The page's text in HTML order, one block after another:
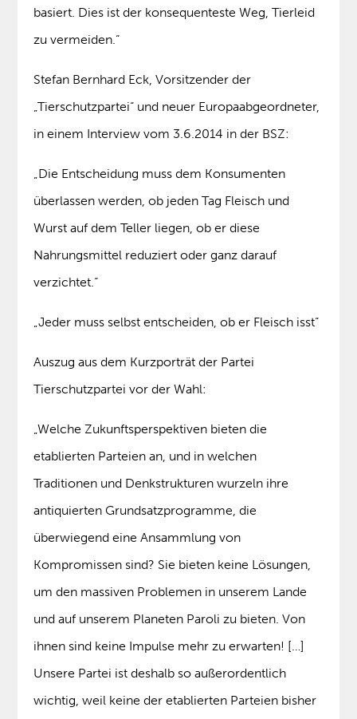
basiert. Dies ist der konsequenteste Weg, Tierleid
zu vermeiden.“
Stefan Bernhard Eck, Vorsitzender der
„Tierschutzpartei“ und neuer Europaabgeordneter,
in einem Interview vom 3.6.2014 in der BSZ:
„Die Entscheidung muss dem Konsumenten
überlassen werden, ob jeden Tag Fleisch und
Wurst auf dem Teller liegen, ob er diese
Nahrungsmittel reduziert oder ganz darauf
verzichtet.“
„Jeder muss selbst entscheiden, ob er Fleisch isst“
Auszug aus dem Kurzporträt der Partei
Tierschutzpartei vor der Wahl:
„Welche Zukunftsperspektiven bieten die
etablierten Parteien an, und in welchen
Traditionen und Denkstrukturen wurzeln ihre
antiquierten Grundsatzprogramme, die
überwiegend eine Ansammlung von
Kompromissen sind? Sie bieten keine Lösungen,
um den massiven Problemen in unserem Lande
und auf unserem Planeten Paroli zu bieten. Von
ihnen sind keine Impulse mehr zu erwarten! […]
Unsere Partei ist deshalb so außerordentlich
wichtig, weil keine der etablierten Parteien bisher